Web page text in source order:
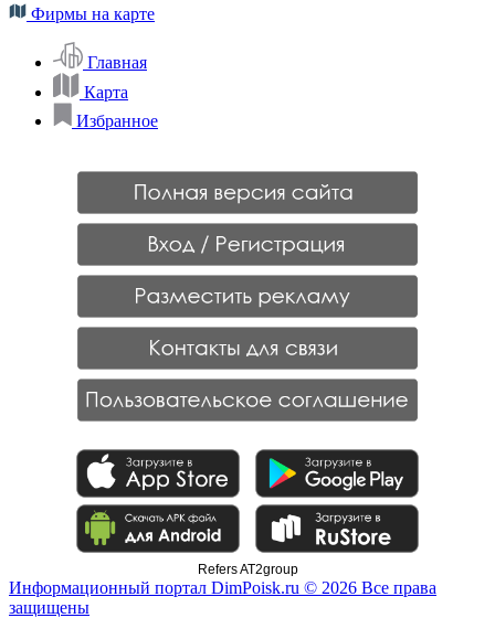
Фирмы на карте
Главная
Карта
Избранное
Refers AT2group
Информационный портал DimPoisk.ru © 2026 Все права
защищены